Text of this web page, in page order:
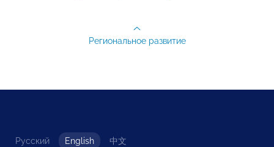
Региональное развитие
Русский English 中文